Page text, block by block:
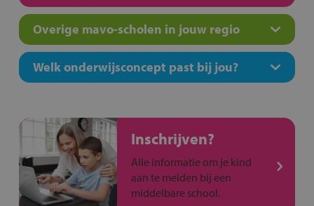
Overige mavo-scholen in jouw regio
Welk onderwijsconcept past bij jou?
Inschrijven?
Alle informatie om je kind
aan te melden bij een
middelbare school.